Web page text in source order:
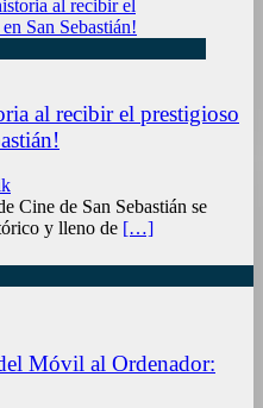
al recibir el prestigioso
Cine de San Sebastián se
y lleno de […]
Móvil al Ordenador: